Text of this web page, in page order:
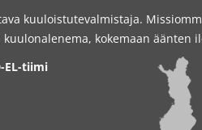
kuuloistutevalmistaja.
kokemaan äänten
EL-tiimi